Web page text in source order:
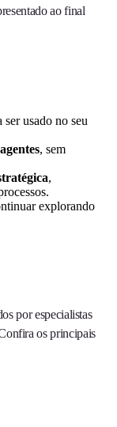
ao final
ser usado no seu
, sem
,
explorando
por especialistas
os principais